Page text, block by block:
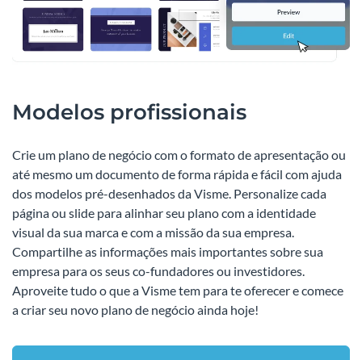
Modelos profissionais
Crie um plano de negócio com o formato de apresentação ou
até mesmo um documento de forma rápida e fácil com ajuda
dos modelos pré-desenhados da Visme. Personalize cada
página ou slide para alinhar seu plano com a identidade
visual da sua marca e com a missão da sua empresa.
Compartilhe as informações mais importantes sobre sua
empresa para os seus co-fundadores ou investidores.
Aproveite tudo o que a Visme tem para te oferecer e comece
a criar seu novo plano de negócio ainda hoje!